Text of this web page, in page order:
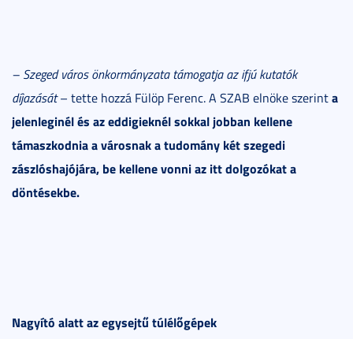
– Szeged város önkormányzata támogatja az ifjú kutatók
díjazását– tette hozzá Fülöp Ferenc. A SZAB elnöke szerinta
jelenleginél és az eddigieknél sokkal jobban kellene
támaszkodnia a városnak a tudomány két szegedi
zászlóshajójára, be kellene vonni az itt dolgozókat a
döntésekbe.
Nagyító alatt az egysejtű túlélőgépek